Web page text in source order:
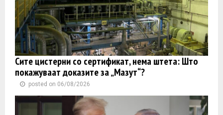
Сите цистерни со сертификат, нема штета: Што
покажуваат доказите за „Мазут“?
posted on 06/08/2026